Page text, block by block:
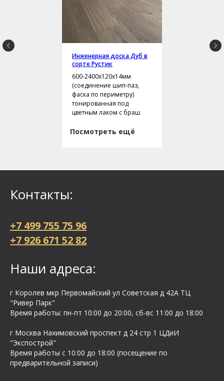
Инженерная доска Дуб в
сорте Рустик
600-2400х120х14мм
(соединение шип-паз,
фаска по периметру)
тонированная под
цветным лаком с браш
Посмотреть ещё
Контакты:
+7 499 755 75 96
+7 926 671 52 82
Наши адреса:
г Королев мкр Первомайский ул Cоветская д 42А ТЦ
"Ривер Парк"
Время работы: пн-пт 10:00 до 20:00, сб-вс 11:00 до 18:00
г Москва Нахимовский проспект д 24 стр 1 ЦДиИ
"Экспострой"
Время работы с 10:00 до 18:00 (посещение по
предварительной записи)